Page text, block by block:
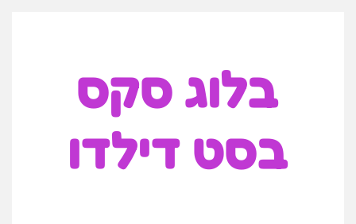
בלוג סקס
בסט דילדו